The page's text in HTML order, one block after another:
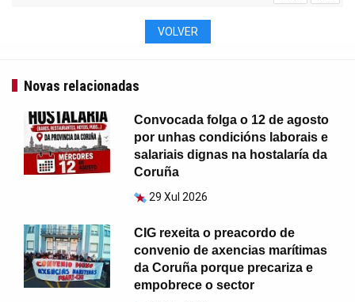
VOLVER
Novas relacionadas
Convocada folga o 12 de agosto
por unhas condicións laborais e
salariais dignas na hostalaría da
Coruña
29 Xul 2026
CIG rexeita o preacordo de
convenio de axencias marítimas
da Coruña porque precariza e
empobrece o sector